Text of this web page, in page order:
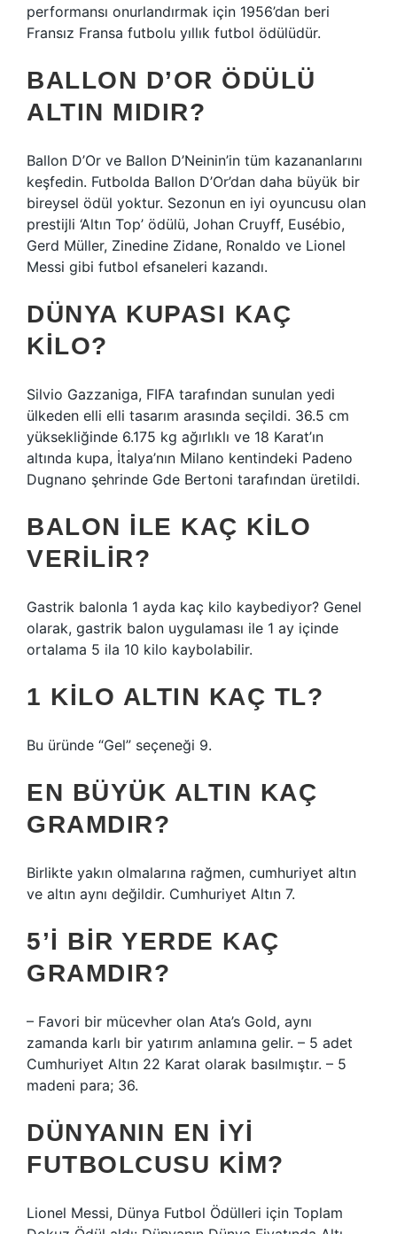
performansı onurlandırmak için 1956’dan beri
Fransız Fransa futbolu yıllık futbol ödülüdür.
BALLON D’OR ÖDÜLÜ
ALTIN MIDIR?
Ballon D’Or ve Ballon D’Neinin’in tüm kazananlarını
keşfedin. Futbolda Ballon D’Or’dan daha büyük bir
bireysel ödül yoktur. Sezonun en iyi oyuncusu olan
prestijli ‘Altın Top’ ödülü, Johan Cruyff, Eusébio,
Gerd Müller, Zinedine Zidane, Ronaldo ve Lionel
Messi gibi futbol efsaneleri kazandı.
DÜNYA KUPASI KAÇ
KILO?
Silvio Gazzaniga, FIFA tarafından sunulan yedi
ülkeden elli elli tasarım arasında seçildi. 36.5 cm
yüksekliğinde 6.175 kg ağırlıklı ve 18 Karat’ın
altında kupa, İtalya’nın Milano kentindeki Padeno
Dugnano şehrinde Gde Bertoni tarafından üretildi.
BALON ILE KAÇ KILO
VERILIR?
Gastrik balonla 1 ayda kaç kilo kaybediyor? Genel
olarak, gastrik balon uygulaması ile 1 ay içinde
ortalama 5 ila 10 kilo kaybolabilir.
1 KILO ALTIN KAÇ TL?
Bu üründe “Gel” seçeneği 9.
EN BÜYÜK ALTIN KAÇ
GRAMDIR?
Birlikte yakın olmalarına rağmen, cumhuriyet altın
ve altın aynı değildir. Cumhuriyet Altın 7.
5’I BIR YERDE KAÇ
GRAMDIR?
– Favori bir mücevher olan Ata’s Gold, aynı
zamanda karlı bir yatırım anlamına gelir. – 5 adet
Cumhuriyet Altın 22 Karat olarak basılmıştır. – 5
madeni para; 36.
DÜNYANIN EN IYI
FUTBOLCUSU KIM?
Lionel Messi, Dünya Futbol Ödülleri için Toplam